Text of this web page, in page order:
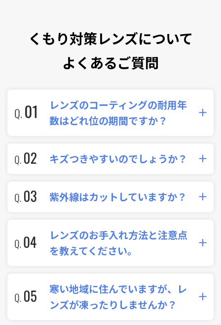
くもり対策レンズについて
よくあるご質問
レンズのコーティングの耐用年
数はどれ位の期間ですか？
くもり止め効果の持続期間として、
ノーメンテナンスタイプ：およそ2年
す。
すので、どちらも水洗い、ティッシュペーパー等
での水分ふき取り等のクリーニングは必要です。
あります。
キズつきやすいのでしょうか？
汚れやほこりが付いた状態で乾拭きすると傷つく
可能性があります。必ず水洗い、ティッシュペーパ
スタイプは、その後専用メガネ拭きでの拭きあげ
を行ってください。
紫外線はカットしていますか？
はい、99%カットしています。ご安心ください。
レンズのお手入れ方法と注意点
を教えてください。
ノーメンテナンスタイプ
水洗いをした後、水滴をティッシュペーパーでふ
き取る等して汚れ・水分を取り除いてください。フ
寒い地域に住んでいますが、レ
ンズが凍ったりしませんか？